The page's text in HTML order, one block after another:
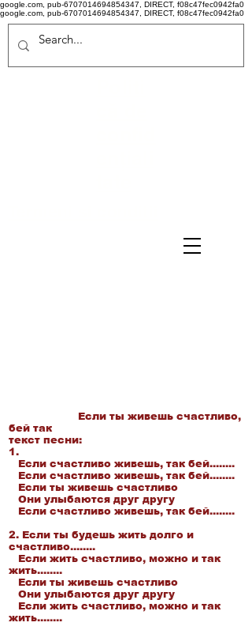
google.com, pub-6707014694854347, DIRECT, f08c47fec0942fa0
google.com, pub-6707014694854347, DIRECT, f08c47fec0942fa0
Если ты живешь счастливо,
бей так
текст песни:
1.
Если счастливо живешь, так бей........
Если счастливо живешь, так бей........
Если ты живешь счастливо
Они улыбаются друг другу
Если счастливо живешь, так бей........
2. Если ты будешь жить долго и
счастливо........
Если жить счастливо, можно и так
жить........
Если ты живешь счастливо
Они улыбаются друг другу
Если жить счастливо, можно и так
жить........